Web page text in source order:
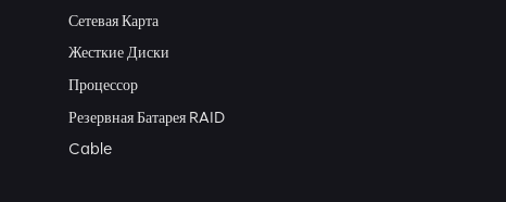
Сетевая Карта
Жесткие Диски
Процессор
Резервная Батарея RAID
Cable